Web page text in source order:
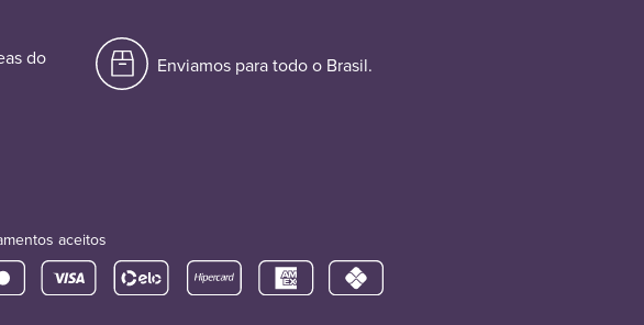
do Enviamos para todo o Brasil.
aceitos